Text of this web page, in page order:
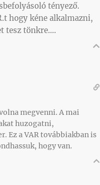
tényező.
hogy kéne alkalmazni,
tesz tönkre….
megvenni. A mai
huzogatni,
Ez a VAR továbbiakban is
hogy van.